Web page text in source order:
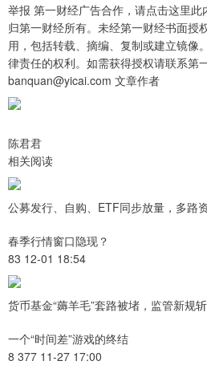
举报 第一财经广告合作，请点击这里
归第一财经所有。未经第一财经书面授
用，包括转载、摘编、复制或建立镜像
律责任的权利。如需获得授权请联系第
banquan@yicai.com 文章作者
陈君君
相关阅读
公募发行、自购、ETF同步放量，多路
春季行情窗口隐现？
83 12-01 18:54
货币基金“薅羊毛”套路被堵，监管新规
一个“时间差”游戏的终结
8 377 11-27 17:00